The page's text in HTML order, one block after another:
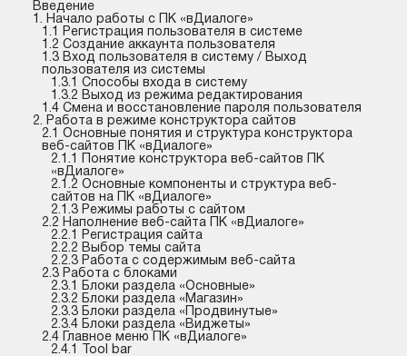
Введение
1. Начало работы c ПК «вДиалоге»
1.1 Регистрация пользователя в системе
1.2 Создание аккаунта пользователя
1.3 Вход пользователя в систему / Выход
пользователя из системы
1.3.1 Способы входа в систему
1.3.2 Выход из режима редактирования
1.4 Смена и восстановление пароля пользователя
2. Работа в режиме конструктора сайтов
2.1 Основные понятия и структура конструктора
веб-сайтов ПК «вДиалоге»
2.1.1 Понятие конструктора веб-сайтов ПК
«вДиалоге»
2.1.2 Основные компоненты и структура веб-
сайтов на ПК «вДиалоге»
2.1.3 Режимы работы с сайтом
2.2 Наполнение веб-сайта ПК «вДиалоге»
2.2.1 Регистрация сайта
2.2.2 Выбор темы сайта
2.2.3 Работа с содержимым веб-сайта
2.3 Работа с блоками
2.3.1 Блоки раздела «Основные»
2.3.2 Блоки раздела «Магазин»
2.3.3 Блоки раздела «Продвинутые»
2.3.4 Блоки раздела «Виджеты»
2.4 Главное меню ПК «вДиалоге»
2.4.1 Tool bar